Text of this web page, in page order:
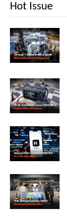
Hot Issue